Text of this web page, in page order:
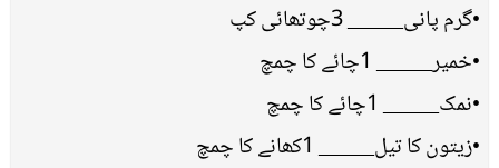
•گرم پانی_____ 3چوتھائی کپ
•خمیر_____ 1چائے کا چمچ
•نمک_____ 1چائے کا چمچ
•زیتون کا تیل_____ 1کھانے کا چمچ